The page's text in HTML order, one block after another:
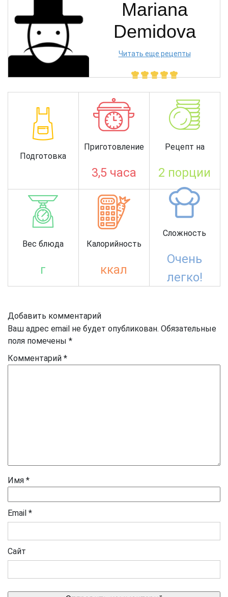
Mariana
Demidova
Читать еще рецепты
Подготовка
Приготовление
3,5 часа
Рецепт на
2 порции
Вес блюда
г
Калорийность
ккал
Сложность
Очень
легко!
Добавить комментарий
Ваш адрес email не будет опубликован. Обязательные
поля помечены *
Комментарий *
Имя *
Email *
Сайт